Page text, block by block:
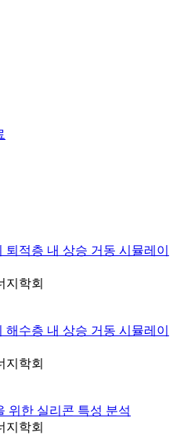
퇴적층 내 상승 거동 시뮬레이
지학회
해수층 내 상승 거동 시뮬레이
지학회
위한 실리콘 특성 분석
지학회